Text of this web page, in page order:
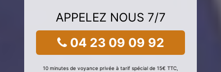
APPELEZ NOUS 7/7
04 23 09 09 92
10 minutes de voyance privée à tarif spécial de 15€ TTC,